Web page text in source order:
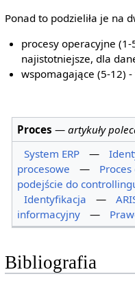
Ponad to podzieliła je na
procesy operacyjne
najistotniejsze, dla
wspomagające (5-12)
Proces —artykuły
System ERP
—
procesowe
—
podejście do
Identyfikacja
—
informacyjny
—
Bibliografia